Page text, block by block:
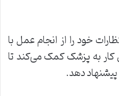
خود را از انجام عمل با
کار به پزشک کمک می‌کند تا
پیشنهاد دهد.